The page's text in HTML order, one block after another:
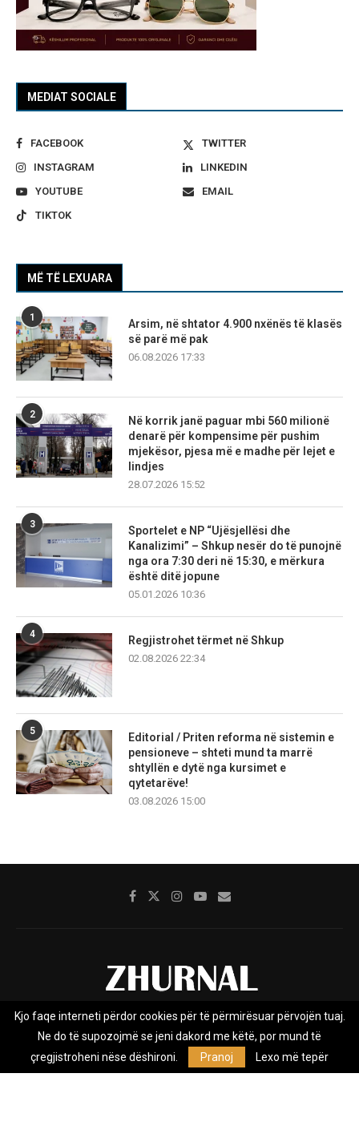
MEDIAT SOCIALE
FACEBOOK
TWITTER
INSTAGRAM
LINKEDIN
YOUTUBE
EMAIL
TIKTOK
MË TË LEXUARA
1
Arsim, në shtator 4.900 nxënës të klasës
së parë më pak
06.08.2026 17:33
2
Në korrik janë paguar mbi 560 milionë
denarë për kompensime për pushim
mjekësor, pjesa më e madhe për lejet e
lindjes
28.07.2026 15:52
3
Sportelet e NP “Ujësjellësi dhe
Kanalizimi” – Shkup nesër do të punojnë
nga ora 7:30 deri në 15:30, e mërkura
është ditë jopune
05.01.2026 10:36
4
Regjistrohet tërmet në Shkup
02.08.2026 22:34
5
Editorial / Priten reforma në sistemin e
pensioneve – shteti mund ta marrë
shtyllën e dytë nga kursimet e
qytetarëve!
03.08.2026 15:00
Rreth nesh Impresumi Marketing
Privacy Policy
Zhurnal.mk është Agjenci e Lajmeve e pavarur, e themeluar në vitin
Kjo faqe interneti përdor cookies për të përmirësuar përvojën tuaj.
Ne do të supozojmë se jeni dakord me këtë, por mund të
çregjistroheni nëse dëshironi.
Pranoj Lexo më tepër